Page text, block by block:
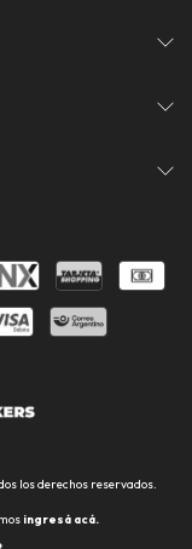
los derechos reservados.
ingresá acá.